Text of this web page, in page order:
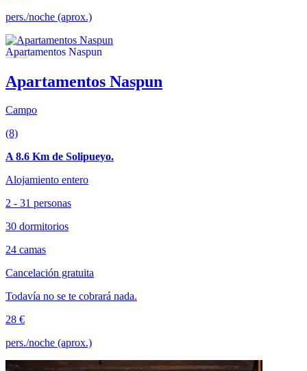
pers./noche (aprox.)
Apartamentos Naspun
Campo
(8)
A 8.6 Km de Solipueyo.
Alojamiento entero
2 - 31 personas
30 dormitorios
24 camas
Cancelación gratuita
Todavía no se te cobrará nada.
28 €
pers./noche (aprox.)